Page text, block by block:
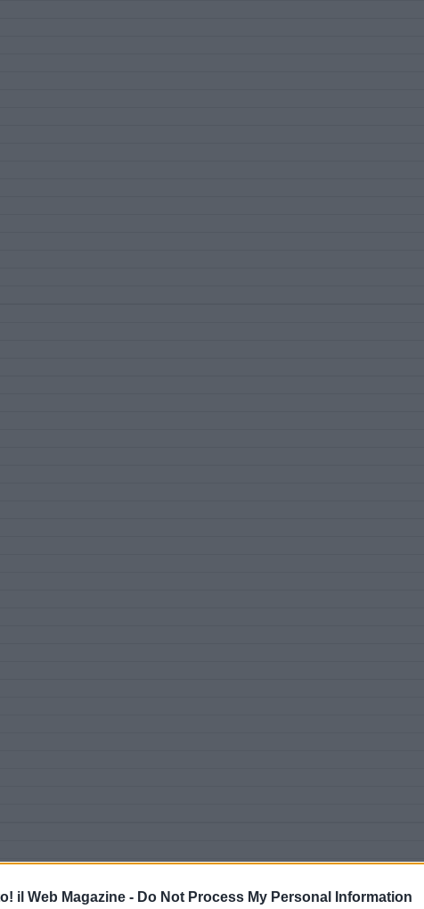
il Web Magazine - Do Not Process My Personal Information